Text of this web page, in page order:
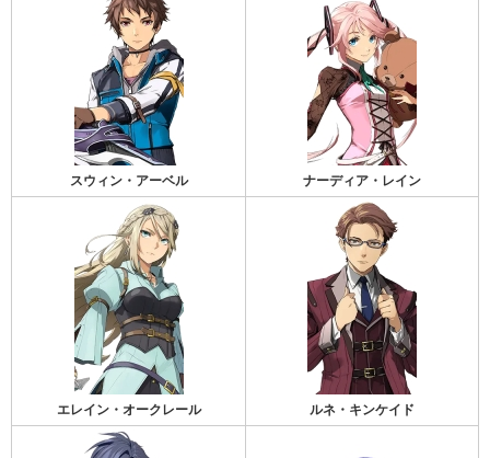
スウィン・アーベル ナーディア・レイン
エレイン・オークレール ルネ・キンケイド